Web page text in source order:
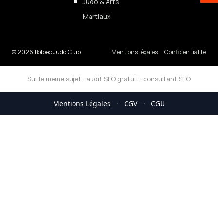
Martiaux
© 2026 Bolbec Judo Club Mentions légales Confidentialité
Sur le meme sujet : audit SEO gratuit · consultant SEO
Mentions Légales · CGV · CGU